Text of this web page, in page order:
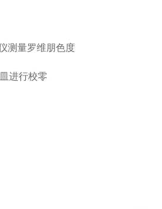
皿 进行校零